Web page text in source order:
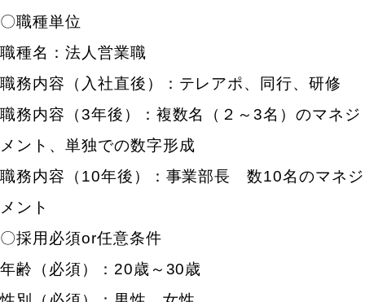
〇職種単位
職種名：法人営業職
職務内容（入社直後）：テレアポ、同行、研修
職務内容（3年後）：複数名（２～3名）のマネジ
メント、単独での数字形成
職務内容（10年後）：事業部長 数10名のマネジ
メント
〇採用必須or任意条件
年齢（必須）：20歳～30歳